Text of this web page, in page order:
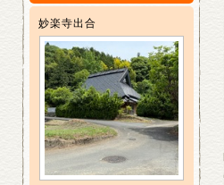
妙楽寺出合